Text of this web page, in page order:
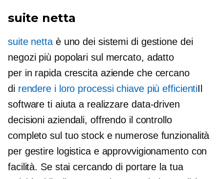
suite netta
suite nettaè uno dei sistemi di gestione dei
negozi più popolari sul mercato, adatto
per in rapida crescitaaziende che cercano
di rendere i loro processi chiave più efficientiIl
software ti aiuta a realizzare data-driven
decisioni aziendali, offrendo il controllo
completo sul tuo stock e numerose funzionalità
per gestire logistica e approvvigionamento con
facilità. Se stai cercando di portare la tua